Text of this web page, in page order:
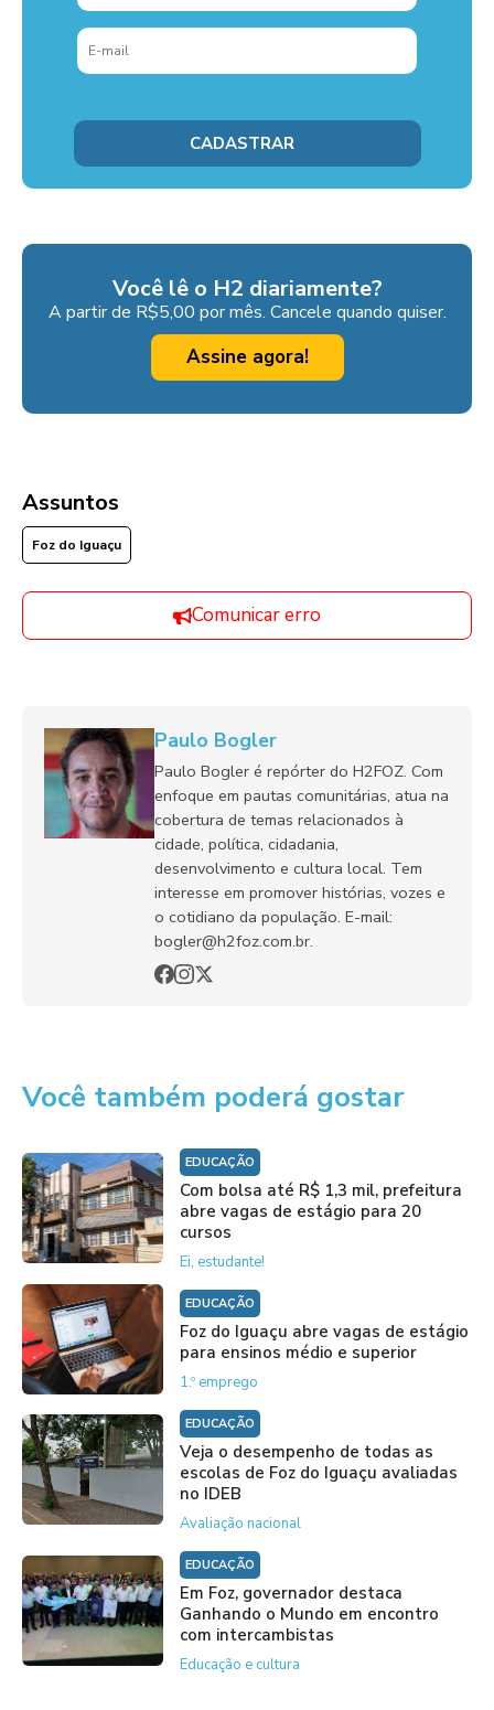
Você lê o H2 diariamente?
A partir de R$5,00 por mês. Cancele quando quiser.
Assine agora!
Assuntos
Foz do Iguaçu
Comunicar erro
Paulo Bogler
Paulo Bogler é repórter do H2FOZ. Com
enfoque em pautas comunitárias, atua na
cobertura de temas relacionados à
cidade, política, cidadania,
desenvolvimento e cultura local. Tem
interesse em promover histórias, vozes e
o cotidiano da população. E-mail:
bogler@h2foz.com.br.
Você também poderá gostar
EDUCAÇÃO
Com bolsa até R$ 1,3 mil, prefeitura
abre vagas de estágio para 20
cursos
Ei, estudante!
EDUCAÇÃO
Foz do Iguaçu abre vagas de estágio
para ensinos médio e superior
1.º emprego
EDUCAÇÃO
Veja o desempenho de todas as
escolas de Foz do Iguaçu avaliadas
no IDEB
Avaliação nacional
EDUCAÇÃO
Em Foz, governador destaca
Ganhando o Mundo em encontro
com intercambistas
Educação e cultura